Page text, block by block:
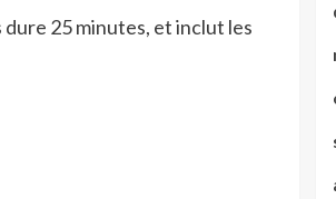
25 minutes, et inclut les